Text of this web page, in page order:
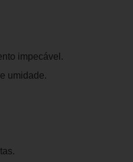
impecável.
umidade.